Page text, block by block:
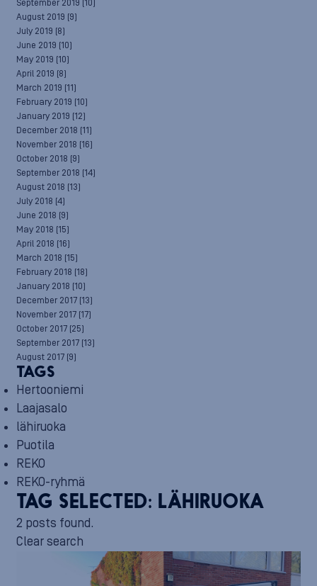
September 2019 (10)
August 2019 (9)
July 2019 (8)
June 2019 (10)
May 2019 (10)
April 2019 (8)
March 2019 (11)
February 2019 (10)
January 2019 (12)
December 2018 (11)
November 2018 (16)
October 2018 (9)
September 2018 (14)
August 2018 (13)
July 2018 (4)
June 2018 (9)
May 2018 (15)
April 2018 (16)
March 2018 (15)
February 2018 (18)
January 2018 (10)
December 2017 (13)
November 2017 (17)
October 2017 (25)
September 2017 (13)
August 2017 (9)
TAGS
Hertooniemi
Laajasalo
lähiruoka
Puotila
REKO
REKO-ryhmä
TAG SELECTED: LÄHIRUOKA
2 posts found.
Clear search